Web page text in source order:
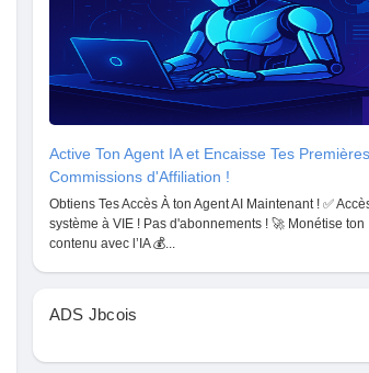
Active Ton Agent IA et Encaisse Tes Premières
Commissions d'Affiliation !
Obtiens Tes Accès À ton Agent AI Maintenant ! ✅
système à VIE ! Pas d'abonnements ! 🚀 Monétise ton
contenu avec l’IA 💰...
ADS Jbcois